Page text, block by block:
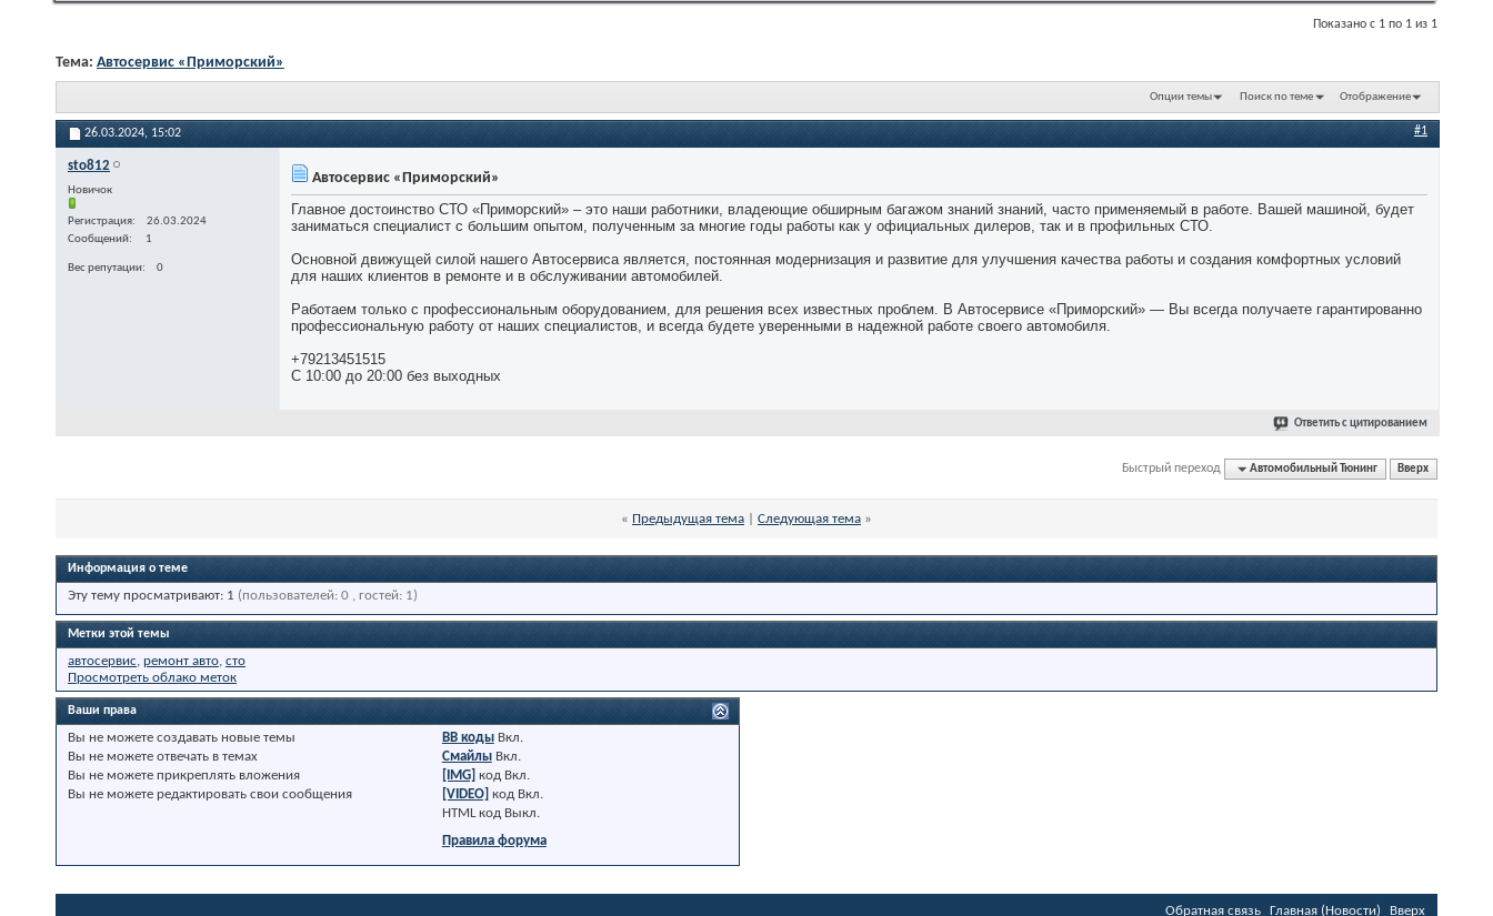
Показано с 1 по 1 из 1
Тема: Автосервис «Приморский»
Опции темы Поиск по теме Отображение
26.03.2024, 15:02 #1
sto812
Новичок
Регистрация
26.03.2024
Сообщений
1
Вес репутации 0
Автосервис «Приморский»
Главное достоинство СТО «Приморский» – это наши работники, владеющие обширным багажом знаний знаний, часто применяемый в работе. Вашей машиной, будет
заниматься специалист с большим опытом, полученным за многие годы работы как у официальных дилеров, так и в профильных СТО.
Основной движущей силой нашего Автосервиса является, постоянная модернизация и развитие для улучшения качества работы и создания комфортных условий
для наших клиентов в ремонте и в обслуживании автомобилей.
Работаем только с профессиональным оборудованием, для решения всех известных проблем. В Автосервисе «Приморский» — Вы всегда получаете гарантированно
профессиональную работу от наших специалистов, и всегда будете уверенными в надежной работе своего автомобиля.
+79213451515
С 10:00 до 20:00 без выходных
Ответить с цитированием
Быстрый переход Автомобильный Тюнинг Вверх
« Предыдущая тема Следующая тема »
Информация о теме
Эту тему просматривают: 1 (пользователей: 0 , гостей: 1)
Метки этой темы
автосервис, ремонт авто, сто
Просмотреть облако меток
Ваши права
Вы не можете создавать новые темы
Вы не можете отвечать в темах
Вы не можете прикреплять вложения
Вы не можете редактировать свои сообщения
BB коды Вкл.
Смайлы Вкл.
[IMG] код Вкл.
[VIDEO] код Вкл.
HTML код Выкл.
Правила форума
Обратная связь Главная (Новости) Вверх